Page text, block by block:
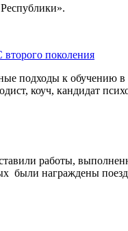
поколения
подходы к обучению
коуч, кандидат
работы,
были награждены